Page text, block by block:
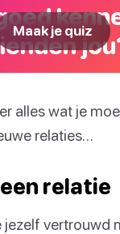
Maak je quiz
alles wat je
relaties…
relatie
jezelf vertrouwd